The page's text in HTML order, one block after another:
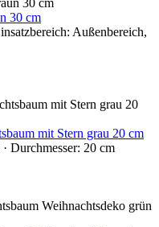
30 cm
Außenbereich,
mit Stern grau 20 cm
Durchmesser: 20 cm